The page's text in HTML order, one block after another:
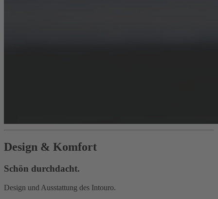
Design & Komfort
Schön durchdacht.
Design und Ausstattung des Intouro.